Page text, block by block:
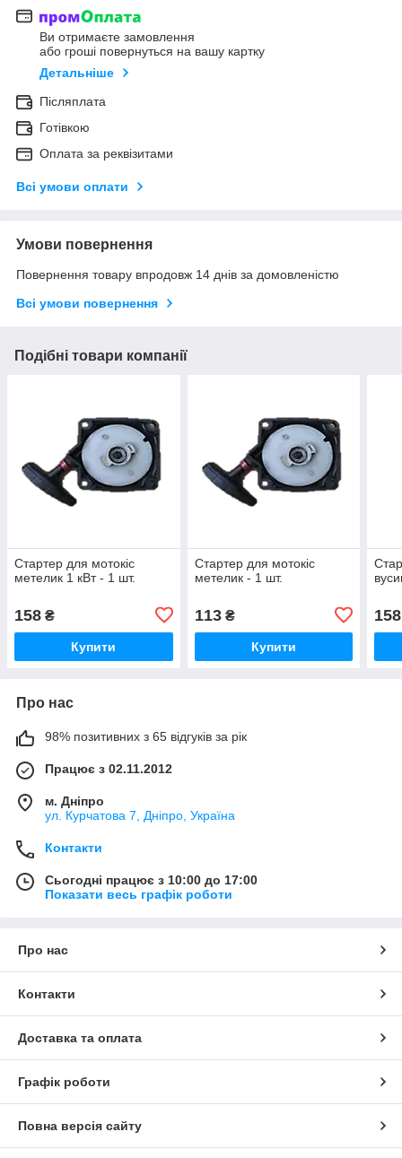
Ви отримаєте замовлення
або гроші повернуться на вашу картку
Детальніше
Післяплата
Готівкою
Оплата за реквізитами
Всі умови оплати
Умови повернення
Повернення товару впродовж 14 днів за домовленістю
Всі умови повернення
Подібні товари компанії
Стартер для мотокіс
метелик 1 кВт - 1 шт.
158 ₴
Купити
Стартер для мотокіс
метелик - 1 шт.
113₴
Купити
158
Про нас
98% позитивних з 65 відгуків за рік
Працює з 02.11.2012
м. Дніпро
ул. Курчатова 7, Дніпро, Україна
Контакти
Сьогодні працює з 10:00 до 17:00
Показати весь графік роботи
Про нас
Контакти
Доставка та оплата
Графік роботи
Повна версія сайту